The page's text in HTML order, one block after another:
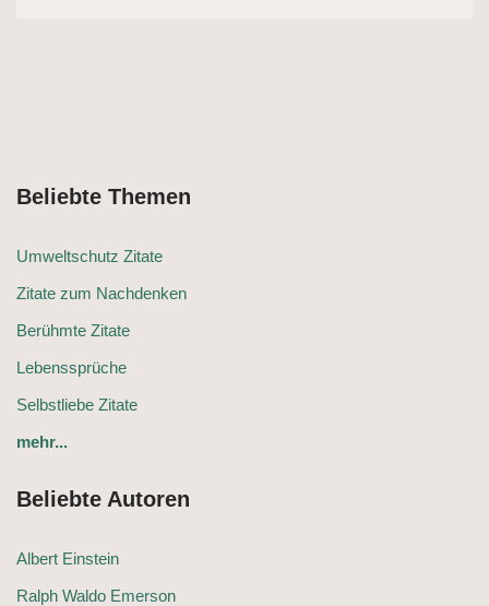
Beliebte Themen
Umweltschutz Zitate
Zitate zum Nachdenken
Berühmte Zitate
Lebenssprüche
Selbstliebe Zitate
mehr...
Beliebte Autoren
Albert Einstein
Ralph Waldo Emerson